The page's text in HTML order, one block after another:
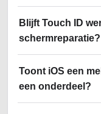
Blijft Touch ID
schermreparatie?
Toont iOS een
een onderdeel?